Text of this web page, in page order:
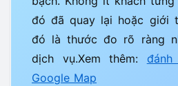
đó đã quay lại hoặc giới
đó là thước đo rõ ràng
dịch vụ.Xem thêm:
Google Map